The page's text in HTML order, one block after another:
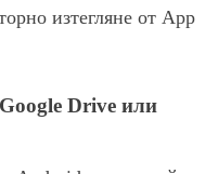
изтегляне от App
Drive или